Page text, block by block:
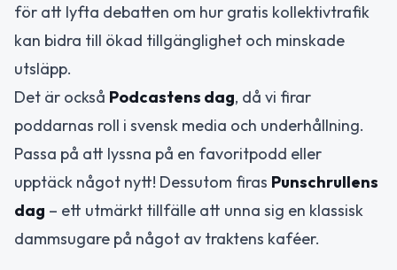
för att lyfta debatten om hur gratis kollektivtrafik
kan bidra till ökad tillgänglighet och minskade
utsläpp.
Det är också Podcastens dag, då vi firar
poddarnas roll i svensk media och underhållning.
Passa på att lyssna på en favoritpodd eller
upptäck något nytt! Dessutom firas Punschrullens
dag – ett utmärkt tillfälle att unna sig en klassisk
dammsugare på något av traktens kaféer.